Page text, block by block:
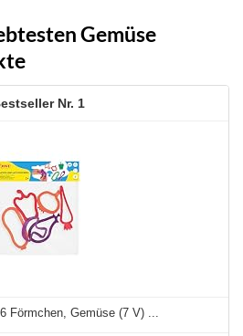
Gemüse
1
Förmchen, Gemüse (7 V) ...